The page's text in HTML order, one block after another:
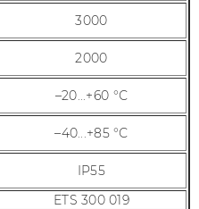
3000
2000
–20...+60 °С
–40...+85 °С
IP55
ETS 300 019